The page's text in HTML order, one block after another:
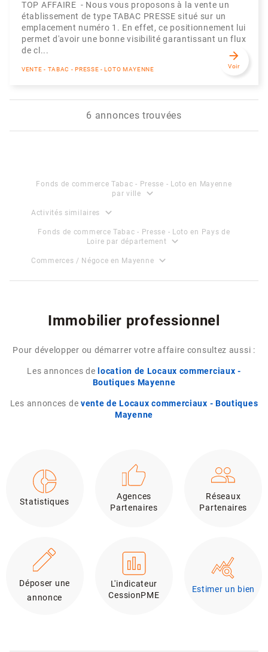
TOP AFFAIRE - Nous vous proposons à la vente un
établissement de type TABAC PRESSE situé sur un
emplacement numéro 1. En effet, ce positionnement lui
permet d'avoir une bonne visibilité garantissant un flux
de cl...
VENTE - TABAC - PRESSE - LOTO MAYENNE
arrow_forward
Voir
6 annonces trouvées
Fonds de commerce Tabac - Presse - Loto en Mayenne
par ville
expand_more
Activités similaires expand_more
Fonds de commerce Tabac - Presse - Loto en Pays de
Loire par département
expand_more
Commerces / Négoce en Mayenne expand_more
Immobilier professionnel
Pour développer ou démarrer votre affaire consultez aussi :
Les annonces de location de Locaux commerciaux -
Boutiques Mayenne
Les annonces de vente de Locaux commerciaux - Boutiques
Mayenne
Statistiques
Agences
Partenaires
Réseaux
Partenaires
Déposer une
annonce
L'indicateur
CessionPME
Estimer un bien